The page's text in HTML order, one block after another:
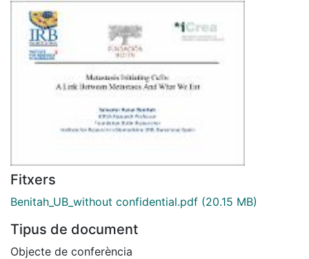
Fitxers
Benitah_UB_without confidential.pdf (20.15 MB)
Tipus de document
Objecte de conferència